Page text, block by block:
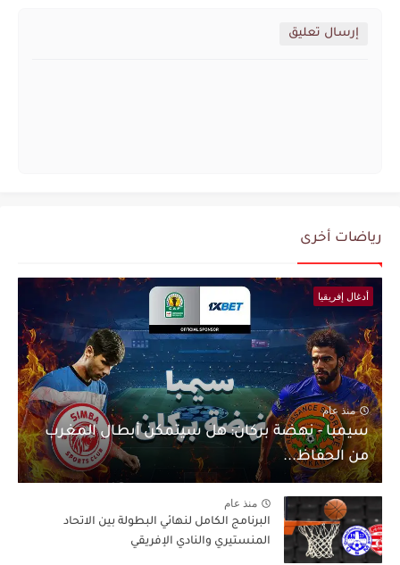
إرسال تعليق
رياضات أخرى
أدغال إفريقيا
منذ عام
سيمبا - نهضة بركان: هل سيتمكن أبطال المغرب
من الحفاظ...
منذ عام
البرنامج الكامل لنهائي البطولة بين الاتحاد
المنستيري والنادي الإفريقي